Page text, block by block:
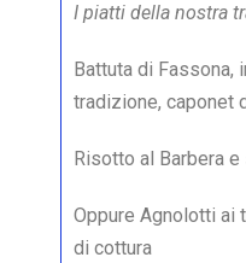
I piatti della nostra
Battuta di Fassona,
tradizione, caponet
Risotto al Barbera
Oppure Agnolotti ai
di cottura